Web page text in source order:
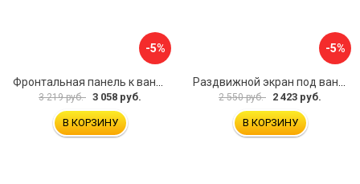
-5%
3 219 руб. 3 058 руб.
В КОРЗИНУ
-5%
2 550 руб. 2 423 руб.
В КОРЗИНУ